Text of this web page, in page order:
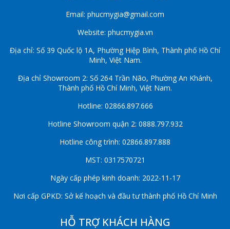
Email: phucmygia@gmail.com
Website: phucmygia.vn
Địa chỉ: Số 39 Quốc lộ 1A, Phường Hiệp Bình, Thành phố Hồ Chí
Minh, Việt Nam.
Địa chỉ Showroom 2: Số 264 Trần Não, Phường An Khánh,
Thành phố Hồ Chí Minh, Việt Nam.
Hotline: 02866.897.666
Hotline Showroom quận 2: 0888.797.932
Hotline công trình: 02866.897.888
MST: 0317570721
Ngày cấp phép kinh doanh: 2022-11-17
Nơi cấp GPKD: Sở kế hoạch và đầu tư thành phố Hồ Chí Minh
HỖ TRỢ KHÁCH HÀNG